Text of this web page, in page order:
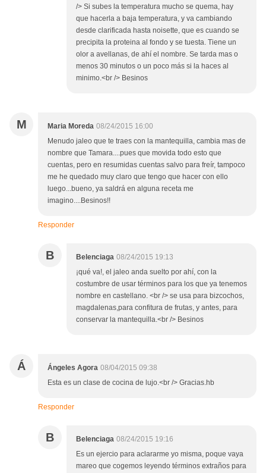
/> Si subes la temperatura mucho se quema, hay
que hacerla a baja temperatura, y va cambiando
desde clarificada hasta noisette, que es cuando se
precipita la proteina al fondo y se tuesta. Tiene un
olor a avellanas, de ahí el nombre. Se tarda mas o
menos 30 minutos o un poco más si la haces al
minimo.<br /> Besinos
M Maria Moreda 08/24/2015 16:00
Menudo jaleo que te traes con la mantequilla, cambia mas de
nombre que Tamara....pues que movida todo esto que
cuentas, pero en resumidas cuentas salvo para freír, tampoco
me he quedado muy claro que tengo que hacer con ello
luego...bueno, ya saldrá en alguna receta me
imagino....Besinos!!
Responder
B Belenciaga 08/24/2015 19:13
¡qué va!, el jaleo anda suelto por ahí, con la
costumbre de usar términos para los que ya tenemos
nombre en castellano. <br /> se usa para bizcochos,
magdalenas,para confitura de frutas, y antes, para
conservar la mantequilla.<br /> Besinos
Á Ángeles Agora 08/04/2015 09:38
Esta es un clase de cocina de lujo.<br /> Gracias.hb
Responder
B Belenciaga 08/24/2015 19:16
Es un ejercio para aclararme yo misma, poque vaya
mareo que cogemos leyendo términos extraños para